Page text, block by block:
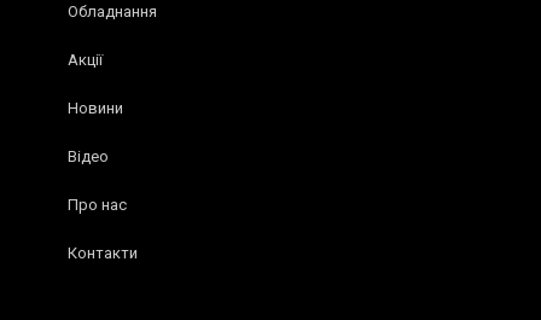
Обладнання
Акції
Новини
Відео
Про нас
Контакти